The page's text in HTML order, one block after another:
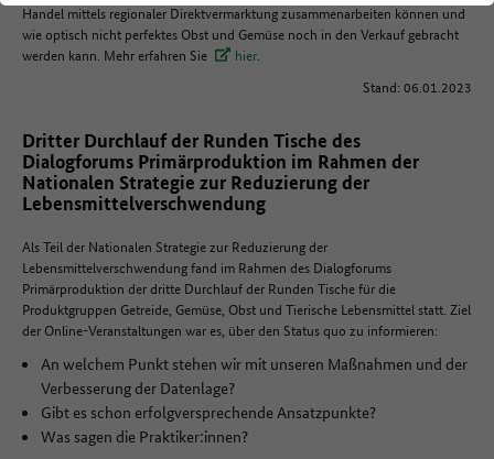
Handel mittels regionaler Direktvermarktung zusammenarbeiten können und
wie optisch nicht perfektes Obst und Gemüse noch in den Verkauf gebracht
werden kann. Mehr erfahren Sie
hier
Stand: 06.01.2023
Dritter Durchlauf der Runden Tische des
Dialogforums Primärproduktion im Rahmen der
Nationalen Strategie zur Reduzierung der
Lebensmittelverschwendung
Als Teil der Nationalen Strategie zur Reduzierung der
Lebensmittelverschwendung fand im Rahmen des Dialogforums
Primärproduktion der dritte Durchlauf der Runden Tische für die
Produktgruppen Getreide, Gemüse, Obst und Tierische Lebensmittel statt. Ziel
der Online-Veranstaltungen war es, über den Status quo zu informieren:
An welchem Punkt stehen wir mit unseren Maßnahmen und der
Verbesserung der Datenlage?
Gibt es schon erfolgversprechende Ansatzpunkte?
Was sagen die Praktiker:innen?